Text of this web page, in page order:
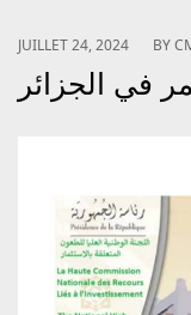
JUILLET 24, 2024 BY
في الجزائر